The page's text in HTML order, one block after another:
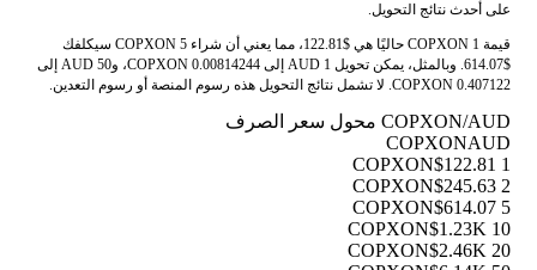
على أحدث نتائج التحويل.
قيمة 1 COPXON حاليًا هي $122.81، مما يعني أن شراء 5 COPXON سيكلفك
$614.07. وبالمثل، يمكن تحويل 1 AUD إلى 0.00814244 COPXON، و50 AUD إلى
0.407122 COPXON. لا تشمل نتائج التحويل هذه رسوم المنصة أو رسوم التعدين.
COPXON/AUD محول سعر الصرف
COPXONAUD
1 COPXON
$122.81
2 COPXON
$245.63
5 COPXON
$614.07
10 COPXON
$1.23K
20 COPXON
$2.46K